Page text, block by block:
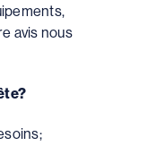
avis nous